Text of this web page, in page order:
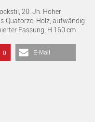
20. Jh. Hoher
Quatorze, Holz, aufwändig
Fassung, H 160 cm
0 E-Mail